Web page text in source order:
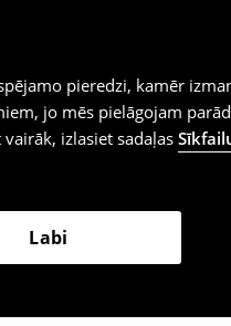
pieredzi, kamēr
jo mēs pielāgojam
izlasiet sadaļas
Labi